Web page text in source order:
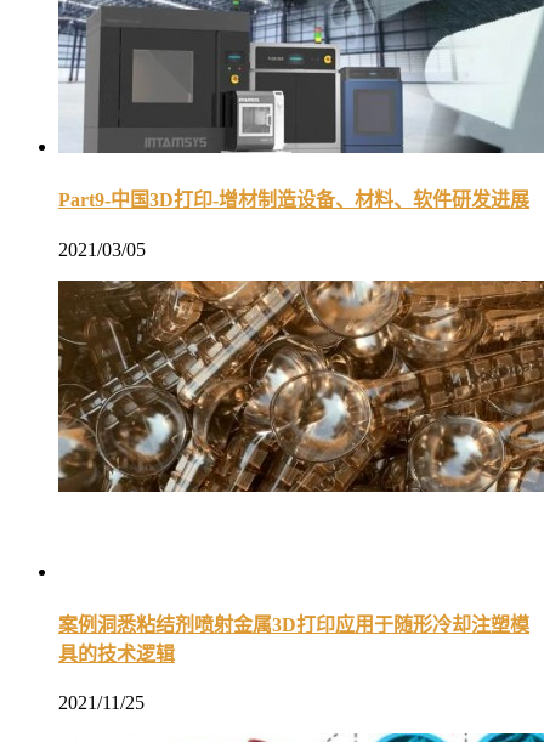
Part9-中国3D打印-增材制造设备、材料、软件研发进展
2021/03/05
案例洞悉粘结剂喷射金属3D打印应用于随形冷却注塑模
具的技术逻辑
2021/11/25